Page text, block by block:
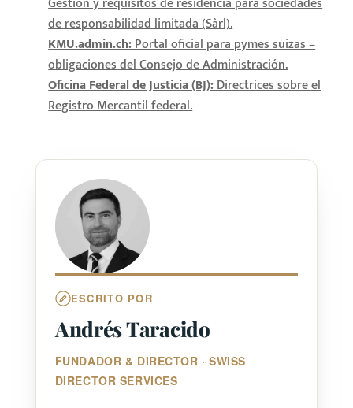
de responsabilidad limitada (Sàrl).
KMU.admin.ch:Portal oficial para pymes suizas –
obligaciones del Consejo de Administración.
Oficina Federal de Justicia (BJ):Directrices sobre el
Registro Mercantil federal.
ESCRITO POR
Andrés Taracido
FUNDADOR & DIRECTOR · SWISS
DIRECTOR SERVICES